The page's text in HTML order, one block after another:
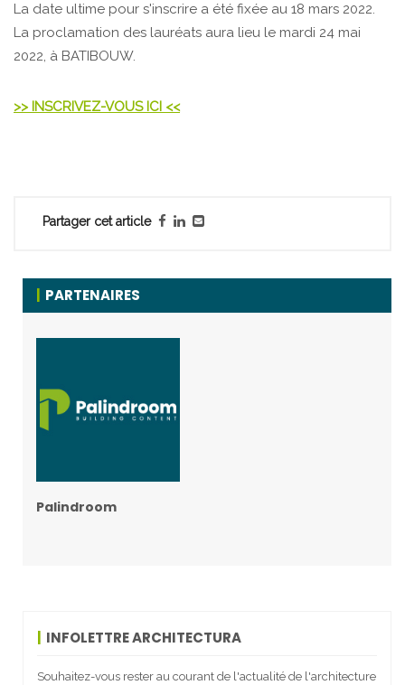
La date ultime pour s'inscrire a été fixée au 18 mars 2022.
La proclamation des lauréats aura lieu le mardi 24 mai
2022, à BATIBOUW.
>> INSCRIVEZ-VOUS ICI <<
Partager cet article
PARTENAIRES
Palindroom
INFOLETTRE ARCHITECTURA
Souhaitez-vous rester au courant de l'actualité de l'architecture